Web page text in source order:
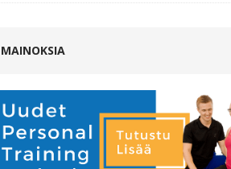
MAINOKSIA